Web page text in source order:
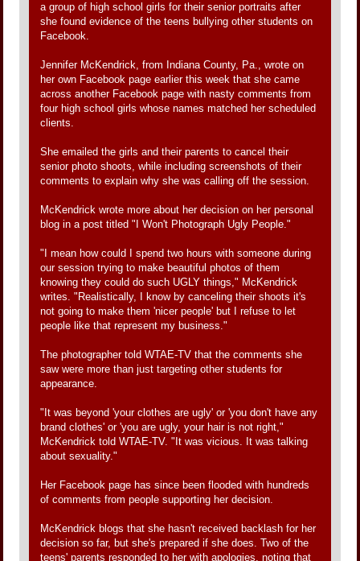
a group of high school girls for their senior portraits after
she found evidence of the teens bullying other students on
Facebook.
Jennifer McKendrick, from Indiana County, Pa., wrote on
her own Facebook page earlier this week that she came
across another Facebook page with nasty comments from
four high school girls whose names matched her scheduled
clients.
She emailed the girls and their parents to cancel their
senior photo shoots, while including screenshots of their
comments to explain why she was calling off the session.
McKendrick wrote more about her decision on her personal
blog in a post titled "I Won't Photograph Ugly People."
"I mean how could I spend two hours with someone during
our session trying to make beautiful photos of them
knowing they could do such UGLY things," McKendrick
writes. "Realistically, I know by canceling their shoots it's
not going to make them 'nicer people' but I refuse to let
people like that represent my business."
The photographer told WTAE-TV that the comments she
saw were more than just targeting other students for
appearance.
"It was beyond 'your clothes are ugly' or 'you don't have any
brand clothes' or 'you are ugly, your hair is not right,"
McKendrick told WTAE-TV. "It was vicious. It was talking
about sexuality."
Her Facebook page has since been flooded with hundreds
of comments from people supporting her decision.
McKendrick blogs that she hasn't received backlash for her
decision so far, but she's prepared if she does. Two of the
teens' parents responded to her with apologies, noting that